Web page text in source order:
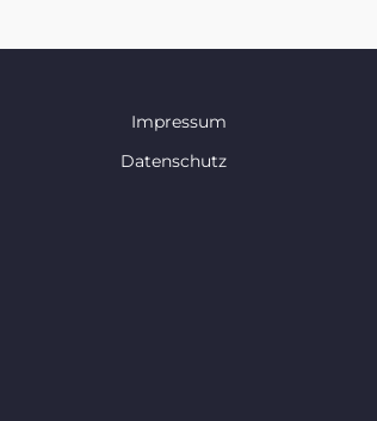
Impressum
Datenschutz